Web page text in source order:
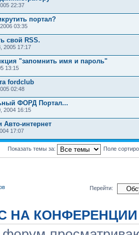
22:37
портал?
03:35
свой RSS.
2005 17:17
"запомнить имя и пароль"
13:15
fordclub
02:48
ФОРД Портал...
2004 16:15
Авто-интернет
17:07
Показать темы за: Поле
Перейти:
НА КОНФЕРЕНЦИИ